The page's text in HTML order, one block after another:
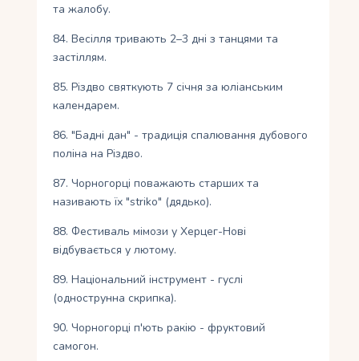
та жалобу.
84. Весілля тривають 2–3 дні з танцями та
застіллям.
85. Різдво святкують 7 січня за юліанським
календарем.
86. "Бадні дан" - традиція спалювання дубового
поліна на Різдво.
87. Чорногорці поважають старших та
називають їх "striko" (дядько).
88. Фестиваль мімози у Херцег-Нові
відбувається у лютому.
89. Національний інструмент - гуслі
(однострунна скрипка).
90. Чорногорці п'ють ракію - фруктовий
самогон.